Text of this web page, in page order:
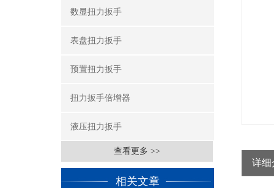
数显扭力扳手
表盘扭力扳手
预置扭力扳手
扭力扳手倍增器
液压扭力扳手
查看更多 >>
相关文章
详细